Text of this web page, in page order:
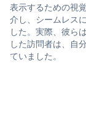
表示するための視
介し、シームレス
した。実際、彼ら
した訪問者は、自
ていました。